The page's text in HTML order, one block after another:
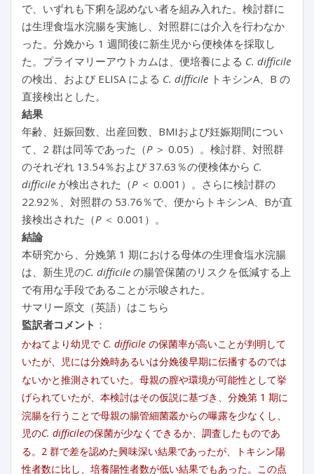
で、いずれも下痢を認めない者を組み入れた。検討群に
は生理食塩水浣腸を実施し、対照群には介入を行わなか
った。分娩から 1 週間後に新生児から便検体を採取し
た。プライマリーアウトカムは、便培養による C. difficile
の検出、および ELISA による C. difficile トキシンA、B の
直接検出とした。
結果
年齢、妊娠回数、出産回数、BMIおよび妊娠期間につい
て、2 群は同等であった（P＞ 0.05）。検討群、対照群
のそれぞれ 13.54％および 37.63％の便検体から C.
difficile が検出された（P＜ 0.001）。さらに検討群の
22.92％、対照群の 53.76％で、便からトキシンA、Bが直
接検出された（P ＜ 0.001）。
結論
本研究から、分娩第 1 期における母体の生理食塩水浣腸
は、新生児のC. difficile の腸管保菌のリスクを低減する上
で有用な手段であることが示唆された。
サマリー原文（英語）はこちら
監訳者コメント ：
かねてより幼児で C. difficile の保菌率が高いことが判明して
いたが、児には分娩時あるいは分娩後早期に伝播するのでは
ないかと推測されていた。母親の膣や環境が可能性として挙
げられていたが、本検討はその仮説に基づき、分娩第 1 期に
浣腸を行うことで母親の腸管細菌叢からの曝露を少なくし、
児のC. difficileの保菌が少なくできるか、調査したものであ
る。2 群で差を認めた興味深い結果であったが、トキシン陽
性者数に比し、培養陽性者数が低い結果でもあった。この点